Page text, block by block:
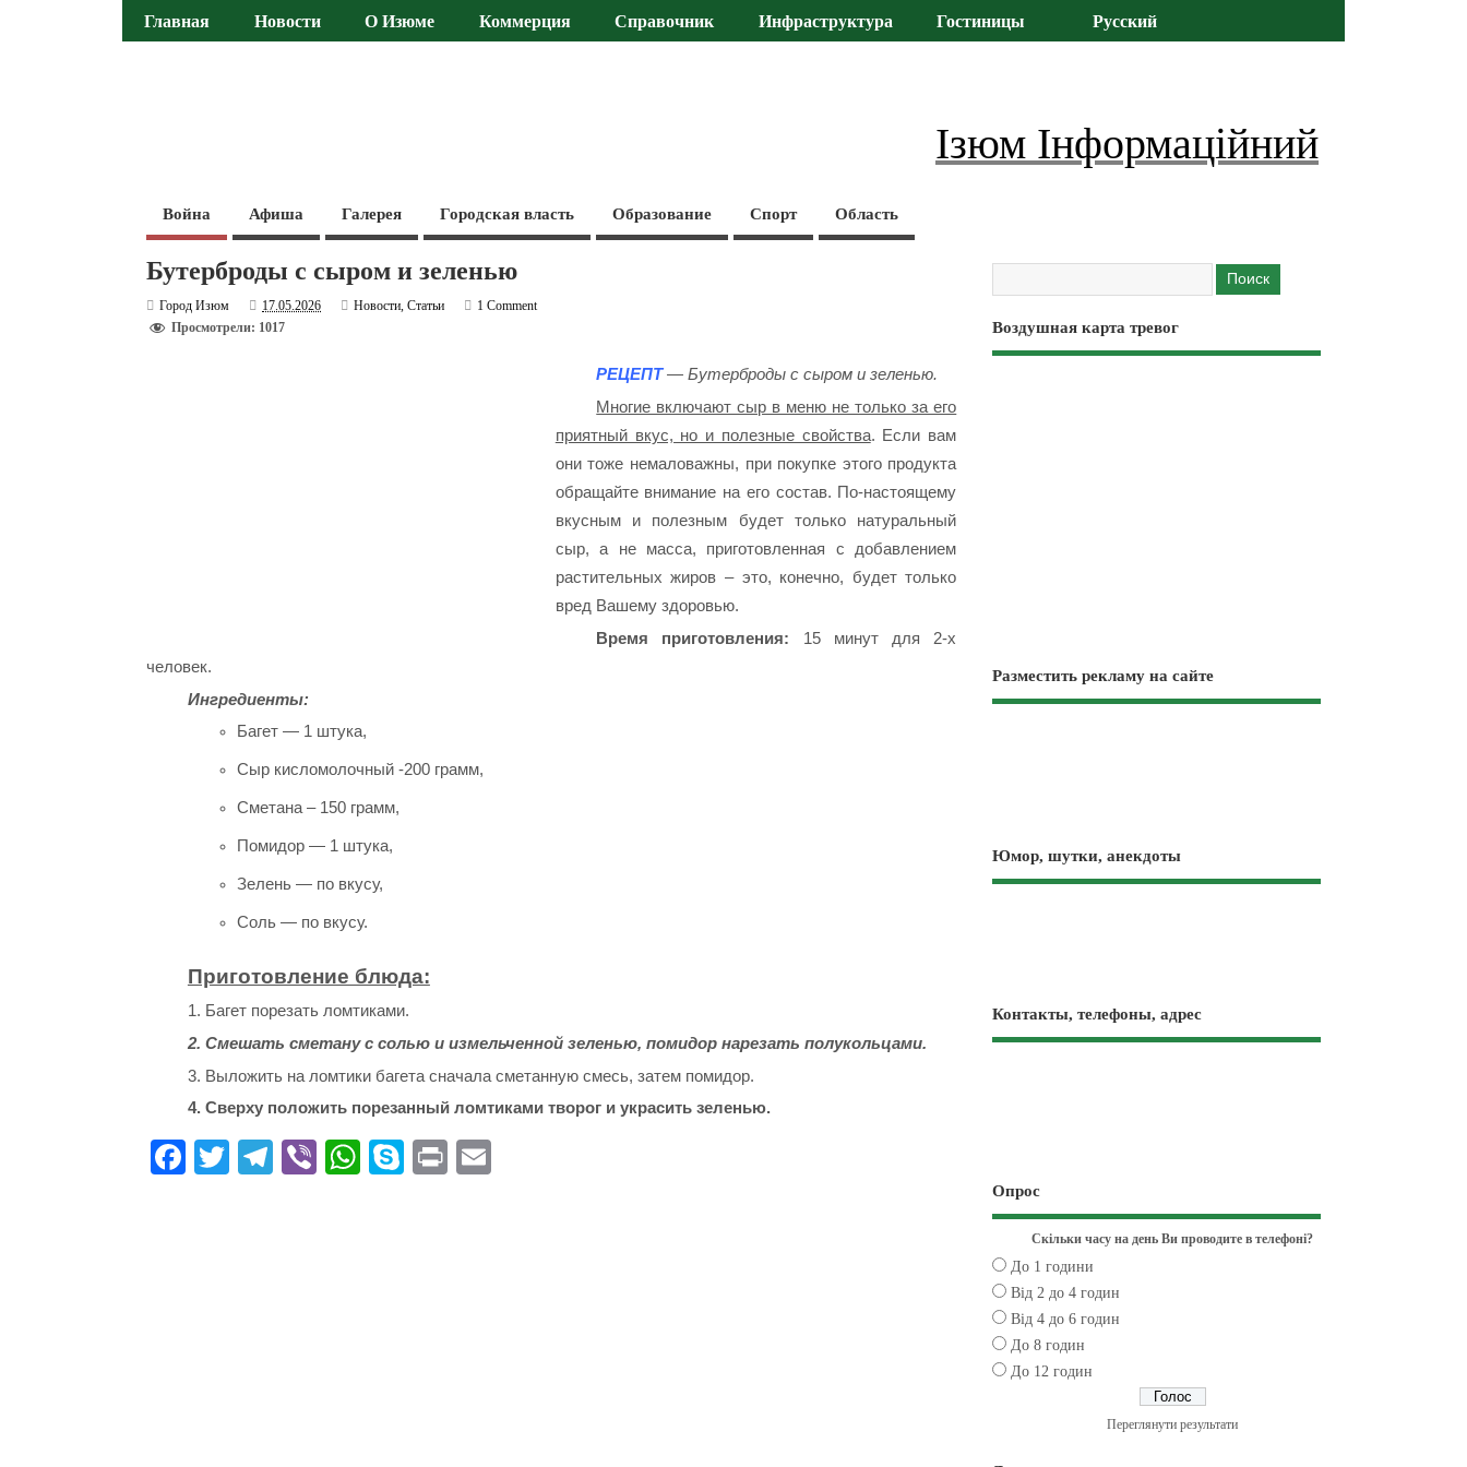
Главная Новости О Изюме Коммерция Справочник Инфраструктура Гостиницы Русский
Ізюм Інформаційний
Война Афиша Галерея Городская власть Образование Спорт Область
Бутерброды с сыром и зеленью
Город Изюм 17.05.2026 Новости,Статьи
1 Comment
Просмотрели: 1017
РЕЦЕПТ— Бутерброды с сыром и зеленью.
Многие включают сыр в меню не только за его
приятный вкус, но и полезные свойства. Если вам
они тоже немаловажны, при покупке этого продукта
обращайте внимание на его состав. По-настоящему
вкусным и полезным будет только натуральный
сыр, а не масса, приготовленная с добавлением
растительных жиров – это, конечно, будет только
вред Вашему здоровью.
Время приготовления: 15 минут для 2-х
человек.
Ингредиенты:
Багет — 1 штука,
Сыр кисломолочный -200 грамм,
Сметана – 150 грамм,
Помидор — 1 штука,
Зелень — по вкусу,
Соль — по вкусу.
Приготовление блюда:
1. Багет порезать ломтиками.
2. Смешать сметану с солью и измельченной зеленью, помидор нарезать полукольцами.
3. Выложить на ломтики багета сначала сметанную смесь, затем помидор.
4. Сверху положить порезанный ломтиками творог и украсить зеленью.
Fa T
Te Vi
W
S
Pr
Воздушная карта тревог
Разместить рекламу на сайте
Юмор, шутки, анекдоты
Контакты, телефоны, адрес
Опрос
Скільки часу на день Ви проводите в телефоні?
До 1 години
Від 2 до 4 годин
Від 4 до 6 годин
До 8 годин
До 12 годин
Переглянути результати